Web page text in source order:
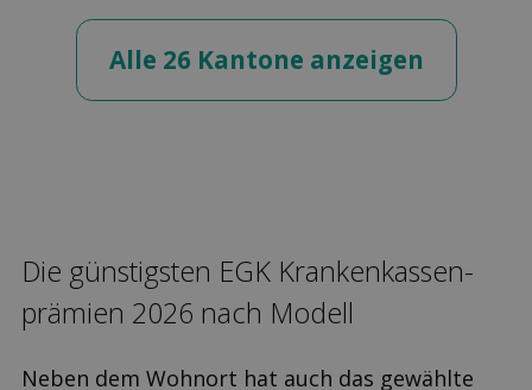
Alle 26 Kantone anzeigen
Die günstigsten EGK Kranken­kassen­
prämien 2026 nach Modell
Neben dem Wohnort hat auch das gewählte